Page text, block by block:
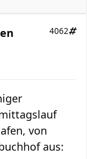
4062
von
aus: